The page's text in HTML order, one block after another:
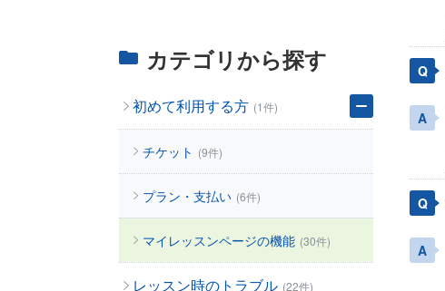
カテゴリから探す
初めて利用する方 (1件)
チケット (9件)
プラン・支払い (6件)
マイレッスンページの機能 (30件)
レッスン時のトラブル (22件)